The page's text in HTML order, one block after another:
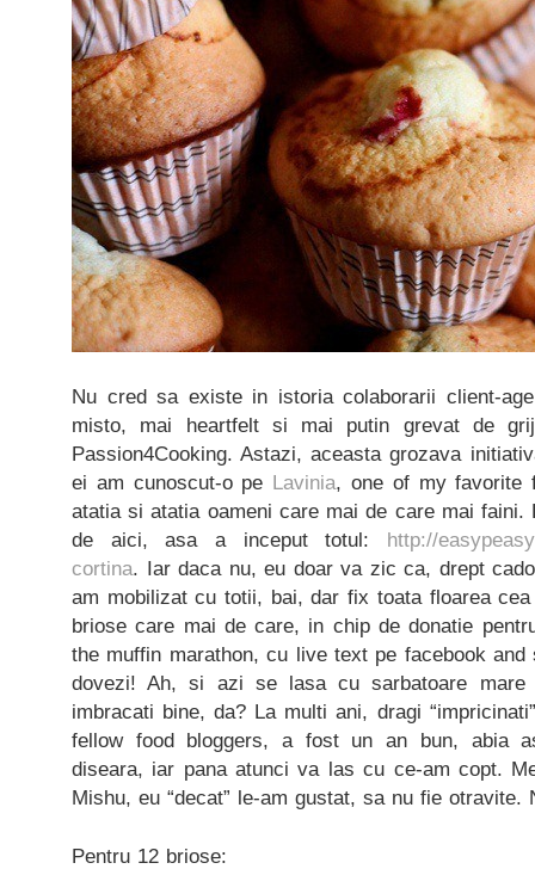
Nu cred sa existe in istoria colaborarii client-
misto, mai heartfelt si mai putin grevat de
Passion4Cooking. Astazi, aceasta grozava
ei am cunoscut-o pe Lavinia, one of my favorite
atatia si atatia oameni care mai de care mai
de aici, asa a inceput totul: http://
cortina. Iar daca nu, eu doar va zic ca, drept
am mobilizat cu totii, bai, dar fix toata floarea
briose care mai de care, in chip de donatie
the muffin marathon, cu live text pe facebook
dovezi! Ah, si azi se lasa cu sarbatoare
imbracati bine, da? La multi ani, dragi
fellow food bloggers, a fost un an bun, abia
diseara, iar pana atunci va las cu ce-am copt.
Mishu, eu “decat” le-am gustat, sa nu fie otravite.
Pentru 12 briose: